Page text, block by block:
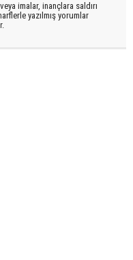
imalar, inançlara saldırı
yazılmış yorumlar